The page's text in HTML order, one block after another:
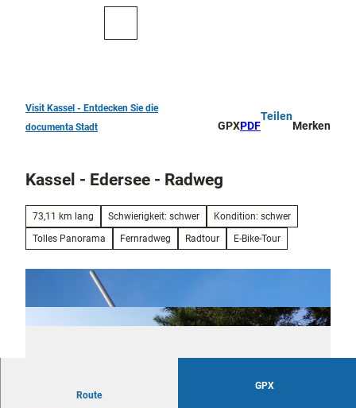
Sehenswürdigkeiten
Kunst
und
Alle
Them
en
und
Kur in Bad
Wilhelmshöhe
draußen
Überblick
und
Visit Kassel - Entdecken Sie die
documenta Stadt
GPXPDF
Teilen
Merken
Kassel - Edersee - Radweg
73,11 km lang Schwierigkeit: schwer
Kondition: schwer
Tolles Panorama
Fernradweg Radtour E-Bike-Tour
Route
GPX